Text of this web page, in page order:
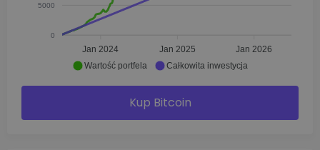
5000
0
Jan 2024 Jan 2025 Jan 2026
Wartość portfela Całkowita inwestycja
Kup Bitcoin